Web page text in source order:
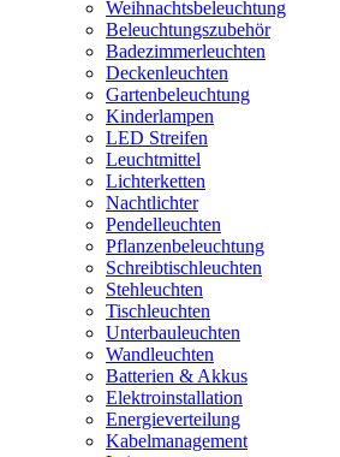
Weihnachtsbeleuchtung
Beleuchtungszubehör
Badezimmerleuchten
Deckenleuchten
Gartenbeleuchtung
Kinderlampen
LED Streifen
Leuchtmittel
Lichterketten
Nachtlichter
Pendelleuchten
Pflanzenbeleuchtung
Schreibtischleuchten
Stehleuchten
Tischleuchten
Unterbauleuchten
Wandleuchten
Batterien & Akkus
Elektroinstallation
Energieverteilung
Kabelmanagement